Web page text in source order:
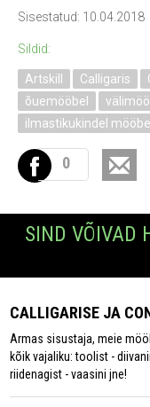
Sisestatud: 10.04.2018
Sildid:
Artskill Calligaris
õuemööbel
ilmastikukindel mööbel
0
SIND VÕIVAD
CALLIGARISE JA
Armas sisustaja, meie
kõik vajaliku: toolist -
riidenagist - vaasini jne!